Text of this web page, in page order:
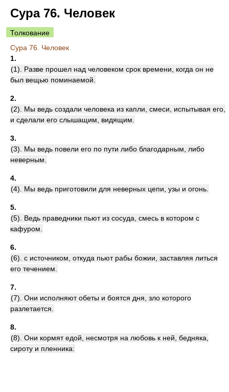
Сура 76. Человек
Толкование
Сура 76. Человек
1.
(1). Разве прошел над человеком срок времени, когда он не
был вещью поминаемой.
2.
(2). Мы ведь создали человека из капли, смеси, испытывая его,
и сделали его слышащим, видящим.
3.
(3). Мы ведь повели его по пути либо благодарным, либо
неверным.
4.
(4). Мы ведь приготовили для неверных цепи, узы и огонь.
5.
(5). Ведь праведники пьют из сосуда, смесь в котором с
кафуром.
6.
(6). с источником, откуда пьют рабы божии, заставляя литься
его течением.
7.
(7). Они исполняют обеты и боятся дня, зло которого
разлетается.
8.
(8). Они кормят едой, несмотря на любовь к ней, бедняка,
сироту и пленника: